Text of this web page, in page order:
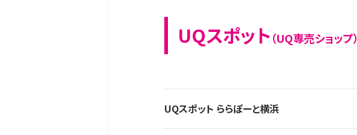
UQスポット（UQ専売ショップ）
UQスポット ららぽーと横浜